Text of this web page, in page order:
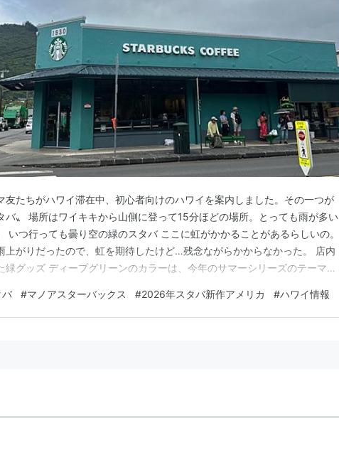
友たちがハワイ滞在中、初心者向けのハワイを案内しました。その一つが
バ〟 場所はワイキキから山側に登って15分ほどの場所。とっても雨が多い
いつ行っても曇り空の緑のスタバ ここに虹がかかることがあるらしいの。
上がりだったので、虹を期待したけど…残念ながらかからなかった。 店内
緑グッズ ディープグリーンのカラーは、今年のサマーシリーズのテーマカ
ンブラーです。 期間限定・数量限定で展開されている、旬でとっても可愛
シリーズです！ これは持ち手が…
バ #マノアスターバックス #2026年スタバ新作アメリカ #ハワイ情報